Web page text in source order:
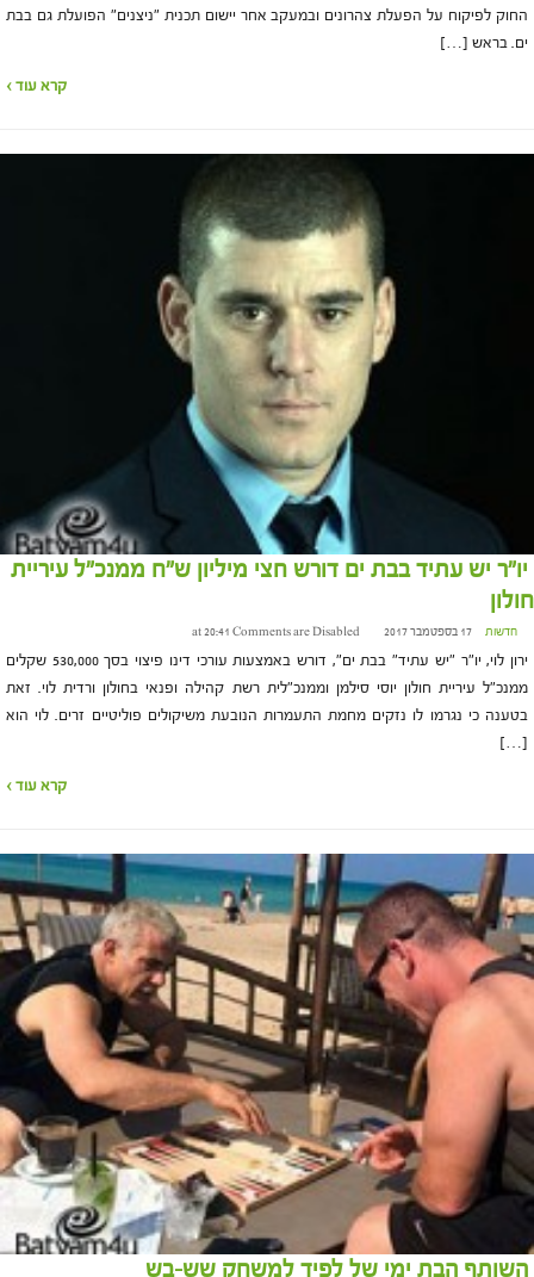
החוק לפיקוח על הפעלת צהרונים ובמעקב אחר יישום תכנית "ניצנים" הפועלת גם בבת
ים. בראש […]
קרא עוד ›
יו"ר יש עתיד בבת ים דורש חצי מיליון ש"ח ממנכ"ל עיריית
חולון
חדשות 17 בספטמבר 2017 at 20:41 Comments are Disabled
ירון לוי, יו"ר "יש עתיד" בבת ים", דורש באמצעות עורכי דינו פיצוי בסך 530,000 שקלים
ממנכ"ל עיריית חולון יוסי סילמן וממנכ"לית רשת קהילה ופנאי בחולון ורדית לוי. זאת
בטענה כי נגרמו לו נזקים מחמת התעמרות הנובעת משיקולים פוליטיים זרים. לוי הוא
[…]
קרא עוד ›
השותף הבת ימי של לפיד למשחק שש-בש